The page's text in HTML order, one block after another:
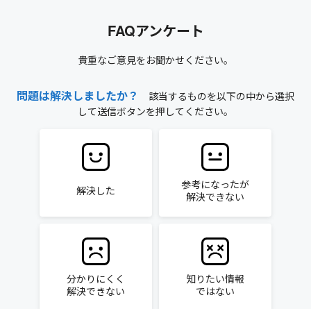
FAQアンケート
貴重なご意見をお聞かせください。
問題は解決しましたか？
該当するものを以下の中から選択
して送信ボタンを押してください。
解決した
参考になったが
解決できない
分かりにくく
解決できない
知りたい情報
ではない